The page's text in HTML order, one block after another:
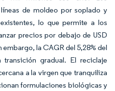
de moldeo por soplado y
lo que permite a los
precios por debajo de USD
embargo, la CAGR del 5,28% del
transición gradual. El reciclaje
a la virgen que tranquiliza
formulaciones biológicas y